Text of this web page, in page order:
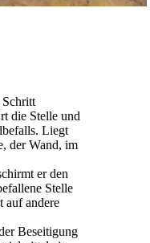
Schritt
die Stelle und
Liegt
der Wand, im
er den
Stelle
auf andere
Beseitigung